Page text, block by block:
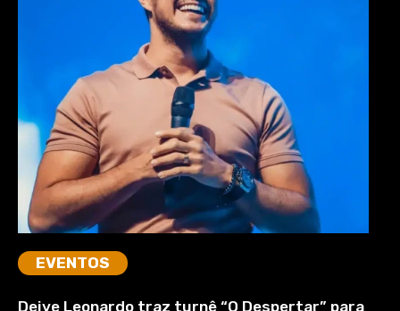
EVENTOS
Deive Leonardo traz turnê “O Despertar” para